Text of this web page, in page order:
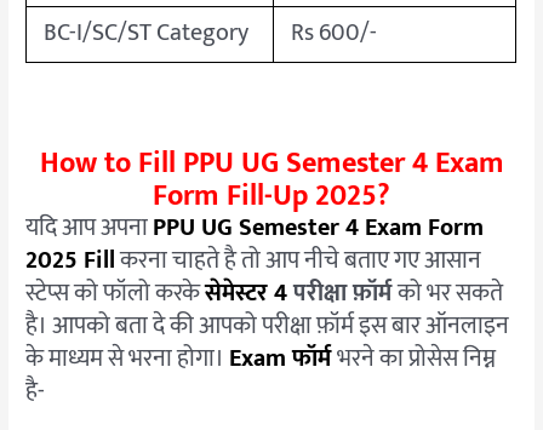
BC-I/SC/ST Category
Rs 600/-
How to Fill PPU UG Semester 4 Exam
Form Fill-Up 2025?
यदि आप अपनाPPU UG Semester 4 Exam Form
2025 Fillकरना चाहते है तो आप नीचे बताए गए आसान
स्टेप्स को फॉलो करकेसेमेस्टर 4परीक्षा फ़ॉर्मको भर सकते
है। आपको बता दे की आपको परीक्षा फ़ॉर्म इस बार ऑनलाइन
के माध्यम से भरना होगा। Exam फॉर्मभरने का प्रोसेस निम्न
है-